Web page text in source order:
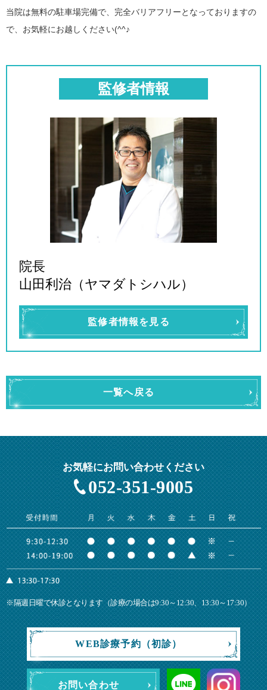
当院は無料の駐車場完備で、完全バリアフリーとなっておりますの
で、お気軽にお越しください(^^♪
監修者情報
院長
山田利治（ヤマダトシハル）
監修者情報を見る
一覧へ戻る
お気軽にお問い合わせください
052-351-9005
※隔週日曜で休診となります（診療の場合は9:30～12:30、13:30～17:30）
WEB診療予約（初診）
お問い合わせ